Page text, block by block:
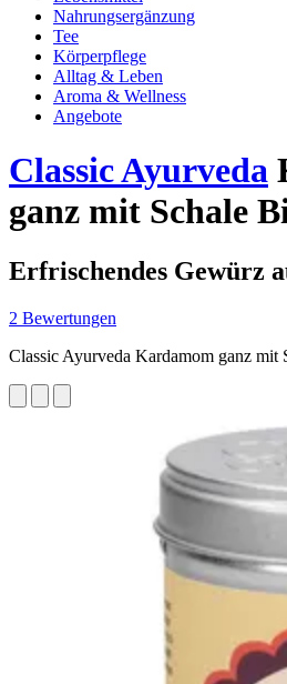
Nahrungsergänzung
Tee
Körperpflege
Alltag & Leben
Aroma & Wellness
Angebote
Classic Ayurveda
ganz mit Schale
Erfrischendes Gewürz
2 Bewertungen
Classic Ayurveda Kardamom ganz mit